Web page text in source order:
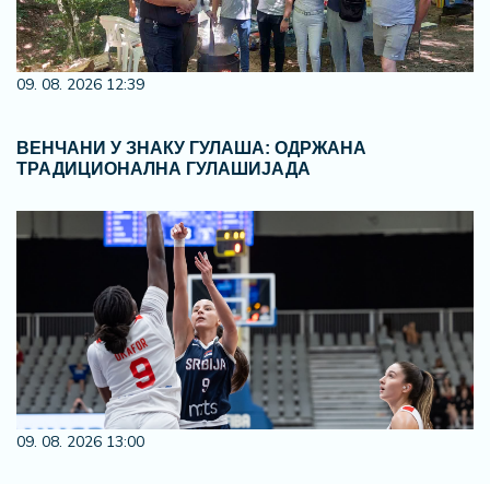
09. 08. 2026 12:39
ВЕНЧАНИ У ЗНАКУ ГУЛАША: ОДРЖАНА
ТРАДИЦИОНАЛНА ГУЛАШИЈАДА
09. 08. 2026 13:00